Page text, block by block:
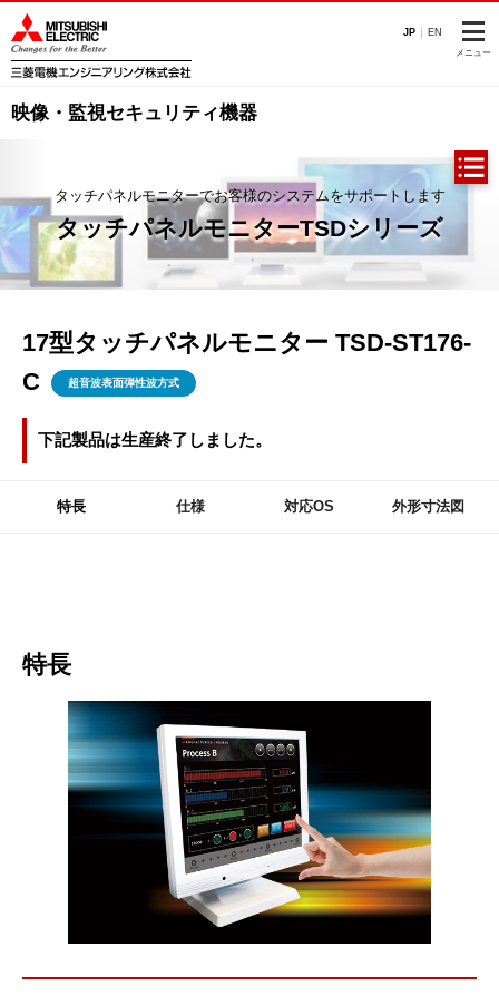
JP EN
メニュー
映像・監視セキュリティ機器
タッチパネルモニターでお客様のシステムをサポートします
タッチパネルモニターTSDシリーズ
17型タッチパネルモニター TSD-ST176-
C
超音波表面弾性波方式
下記製品は生産終了しました。
特長 仕様 対応OS 外形寸法図
特長